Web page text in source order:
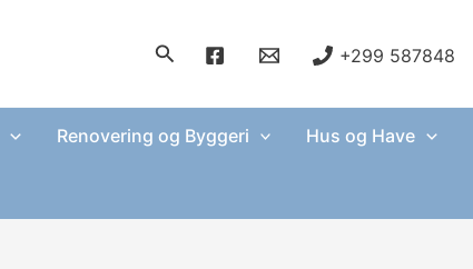
Søg +299 587848
Renovering og Byggeri Hus og Have